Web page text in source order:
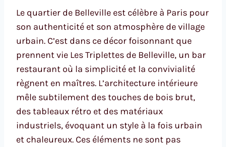
Le quartier de Belleville est célèbre à Paris pour
son authenticité et son atmosphère de village
urbain. C’est dans ce décor foisonnant que
prennent vie Les Triplettes de Belleville, un bar
restaurant où la simplicité et la convivialité
règnent en maîtres. L’architecture intérieure
mêle subtilement des touches de bois brut,
des tableaux rétro et des matériaux
industriels, évoquant un style à la fois urbain
et chaleureux. Ces éléments ne sont pas